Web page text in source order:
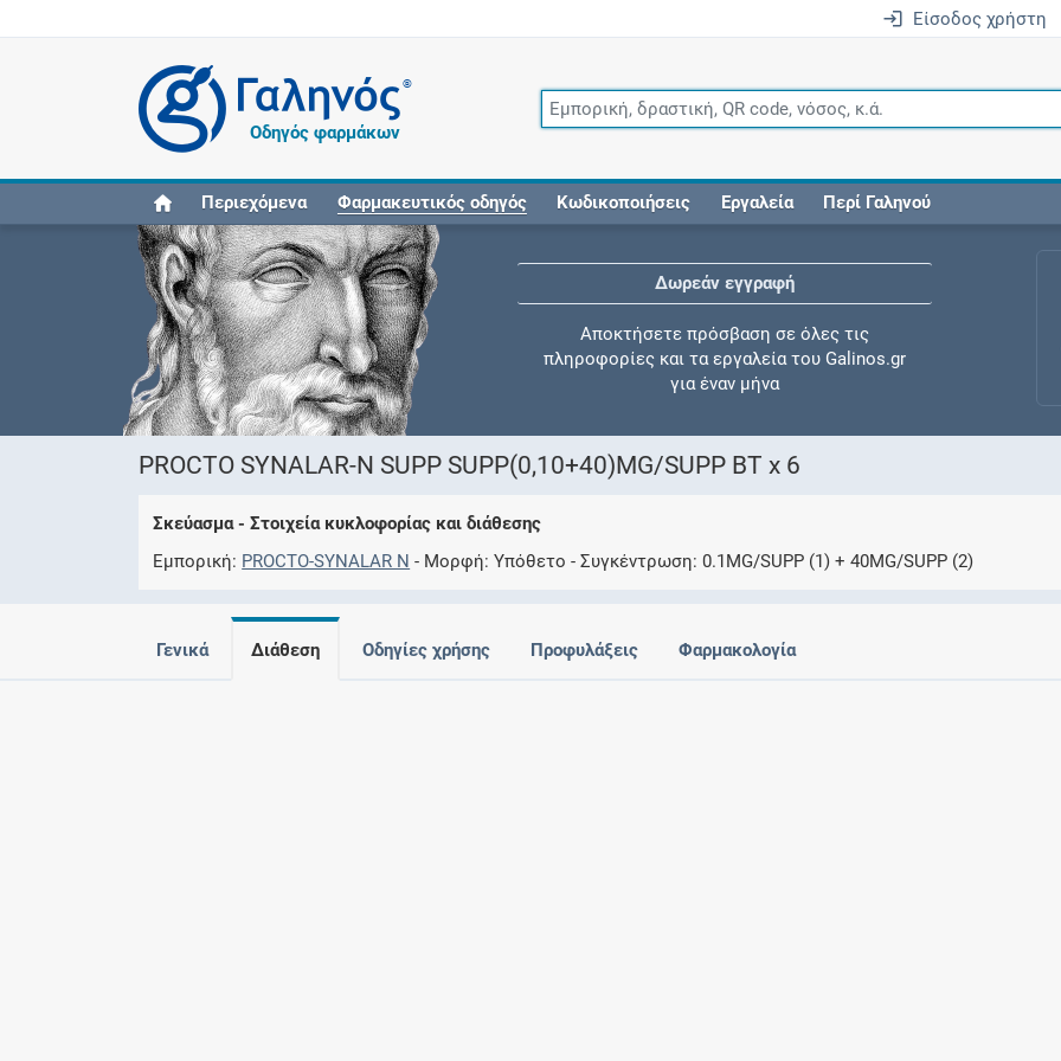
Είσοδος χρήστη
®
Οδηγός φαρμάκων
Περιεχόμενα Φαρμακευτικός οδηγός Κωδικοποιήσεις Εργαλεία Περί Γαληνού
Δωρεάν εγγραφή
Αποκτήσετε πρόσβαση σε όλες τις
πληροφορίες και τα εργαλεία του Galinos.gr
για έναν μήνα
Ελέγξτε την αγωγή σας για αντενδείξεις και
PROCTO SYNALAR-N SUPP SUPP(0,10+40)MG/SUPP ΒT x 6
Σκεύασμα - Στοιχεία κυκλοφορίας και διάθεσης
Εμπορική PROCTO-SYNALAR N Μορφή Υπόθετο Συγκέντρωση 0.1MG/SUPP (1) + 40MG/SUPP (2)
Γενικά Διάθεση Οδηγίες χρήσης Προφυλάξεις Φαρμακολογία